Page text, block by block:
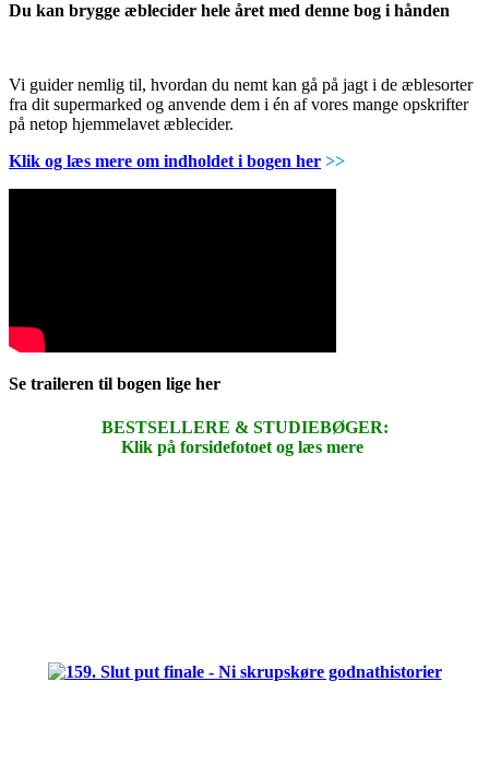
Du kan brygge æblecider hele året med denne bog i hånden
Vi guider nemlig til, hvordan du nemt kan gå på jagt i de æblesorter
fra dit supermarked og anvende dem i én af vores mange opskrifter
på netop hjemmelavet æblecider.
Klik og læs mere om indholdet i bogen her >>
Se traileren til bogen lige her
BESTSELLERE & STUDIEBØGER:
Klik på forsidefotoet og læs mere